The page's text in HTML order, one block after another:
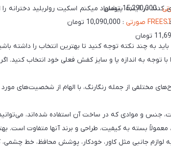
در آینده پیشنهاد میکنم اسکیت رولربلید دخترانه را: 15,290,000 تومان
: 10,090,000 تومان
باید به چند نکته توجه کنید تا بهترین انتخاب را داشته
با توجه به اندازه پا و سایز کفش فعلی خود انتخاب
مختلفی از جمله رنگارنگ، با الهام از شخصیت‌های
لوازم جانبی مثل کاور، خودکار، پوشش محافظ، خط چشمی،